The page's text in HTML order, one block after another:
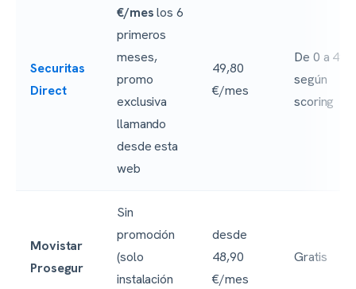
Securitas
Direct
€/meslos 6
primeros
meses,
promo
exclusiva
llamando
desde esta
web
49,80
€/mes
De 0 a
según
scoring
Movistar
Prosegur
Sin
promoción
(solo
instalación
desde
48,90
€/mes
Gratis